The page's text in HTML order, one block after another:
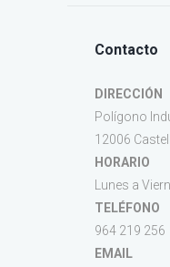
Contacto
DIRECCIÓN
Polígono
12006
HORARIO
Lunes a
TELÉFONO
964 219 256
EMAIL